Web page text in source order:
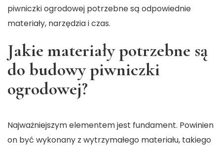
piwniczki ogrodowej potrzebne są odpowiednie
materiały, narzędzia i czas.
Jakie materiały potrzebne są
do budowy piwniczki
ogrodowej?
Najważniejszym elementem jest fundament. Powinien
on być wykonany z wytrzymałego materiału, takiego